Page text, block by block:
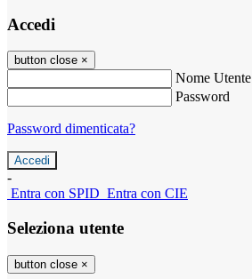
Accedi
button close ×
Nome Utente
Password
Password dimenticata?
-
Entra con SPID Entra con CIE
Seleziona utente
button close ×